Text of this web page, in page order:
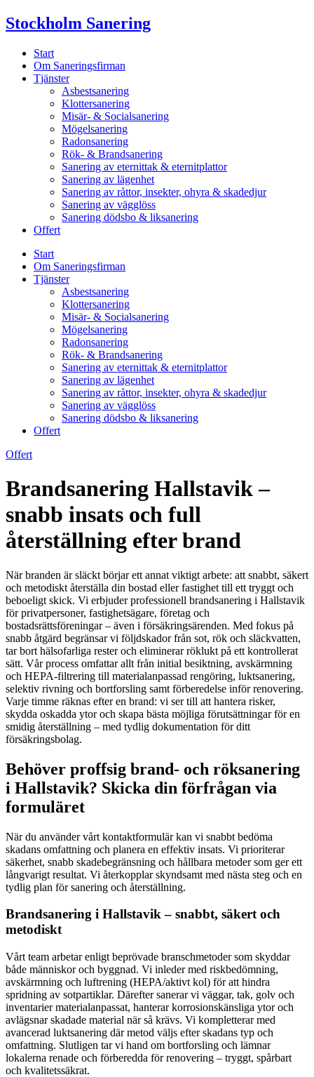
Skip
to
Stockholm Sanering
Start
Om Saneringsfirman
Tjänster
Asbestsanering
Klottersanering
Misär- & Socialsanering
Mögelsanering
Radonsanering
Rök- & Brandsanering
Sanering av eternittak & eternitplattor
Sanering av lägenhet
Sanering av råttor, insekter, ohyra & skadedjur
Sanering av vägglöss
Sanering dödsbo & liksanering
Offert
Start
Om Saneringsfirman
Tjänster
Asbestsanering
Klottersanering
Misär- & Socialsanering
Mögelsanering
Radonsanering
Rök- & Brandsanering
Sanering av eternittak & eternitplattor
Sanering av lägenhet
Sanering av råttor, insekter, ohyra & skadedjur
Sanering av vägglöss
Sanering dödsbo & liksanering
Offert
Offert
Brandsanering Hallstavik –
snabb insats och full
återställning efter brand
När branden är släckt börjar ett annat viktigt arbete: att snabbt, säkert
och metodiskt återställa din bostad eller fastighet till ett tryggt och
beboeligt skick. Vi erbjuder professionell brandsanering i Hallstavik
för privatpersoner, fastighetsägare, företag och
bostadsrättsföreningar – även i försäkringsärenden. Med fokus på
snabb åtgärd begränsar vi följdskador från sot, rök och släckvatten,
tar bort hälsofarliga rester och eliminerar röklukt på ett kontrollerat
sätt. Vår process omfattar allt från initial besiktning, avskärmning
och HEPA-filtrering till materialanpassad rengöring, luktsanering,
selektiv rivning och bortforsling samt förberedelse inför renovering.
Varje timme räknas efter en brand: vi ser till att hantera risker,
skydda oskadda ytor och skapa bästa möjliga förutsättningar för en
smidig återställning – med tydlig dokumentation för ditt
försäkringsbolag.
Behöver proffsig brand- och röksanering
i Hallstavik? Skicka din förfrågan via
formuläret
När du använder vårt kontaktformulär kan vi snabbt bedöma
skadans omfattning och planera en effektiv insats. Vi prioriterar
säkerhet, snabb skadebegränsning och hållbara metoder som ger ett
långvarigt resultat. Vi återkopplar skyndsamt med nästa steg och en
tydlig plan för sanering och återställning.
Brandsanering i Hallstavik – snabbt, säkert och
metodiskt
Vårt team arbetar enligt beprövade branschmetoder som skyddar
både människor och byggnad. Vi inleder med riskbedömning,
avskärmning och luftrening (HEPA/aktivt kol) för att hindra
spridning av sotpartiklar. Därefter sanerar vi väggar, tak, golv och
inventarier materialanpassat, hanterar korrosionskänsliga ytor och
avlägsnar skadade material när så krävs. Vi kompletterar med
avancerad luktsanering där metod väljs efter skadans typ och
omfattning. Slutligen tar vi hand om bortforsling och lämnar
lokalerna renade och förberedda för renovering – tryggt, spårbart
och kvalitetssäkrat.